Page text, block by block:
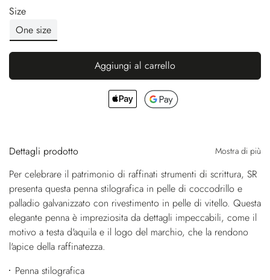
Size
One size
Aggiungi al carrello
Dettagli prodotto Mostra di più
Per celebrare il patrimonio di raffinati strumenti di scrittura, SR
presenta questa penna stilografica in pelle di coccodrillo e
palladio galvanizzato con rivestimento in pelle di vitello. Questa
elegante penna è impreziosita da dettagli impeccabili, come il
motivo a testa d'aquila e il logo del marchio, che la rendono
l'apice della raffinatezza.
Penna stilografica